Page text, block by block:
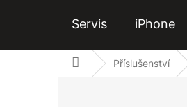
Servis iPhone
Domů Příslušenství